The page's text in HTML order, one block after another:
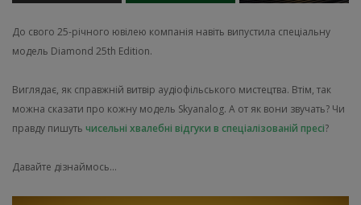
До свого 25-річного ювілею компанія навіть випустила спеціальну
модель Diamond 25th Edition.
Виглядає, як справжній витвір аудіофільського мистецтва. Втім, так
можна сказати про кожну модель Skyanalog. А от як вони звучать? Чи
правду пишуть чисельні хвалебні відгуки в спеціалізованій пресі?
Давайте дізнаймось…